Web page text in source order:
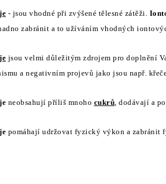
- jsou vhodné při zvýšené tělesné zátěži.
zabránit a to užíváním vhodných
jsou velmi důležitým zdrojem pro doplnění
a negativním projevů jako jsou např.
neobsahují příliš mnoho cukrů , dodávají a
pomáhají udržovat fyzický výkon a zabránit